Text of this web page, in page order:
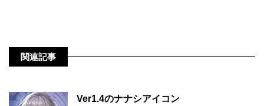
関連記事
Ver1.4のナナシアイコン